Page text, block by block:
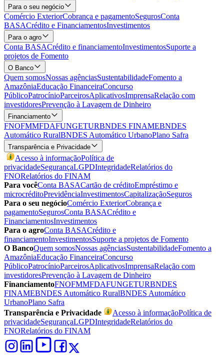
Para o seu negócio
Comércio ExteriorCobrança e pagamentoSegurosConta
BASACrédito e FinanciamentosInvestimentos
Para o agro
Conta BASACrédito e financiamentoInvestimentosSuporte a
projetos de Fomento
O Banco
Quem somosNossas agênciasSustentabilidadeFomento a
AmazôniaEducação FinanceiraConcurso
PúblicoPatrocínioParceirosAplicativosImprensaRelação com
investidoresPrevenção à Lavagem de Dinheiro
Financiamento
FNOFMMFDAFUNGETURBNDES FINAMEBNDES
Automático RuralBNDES Automático UrbanoPlano Safra
Transparência e Privacidade
Acesso à informaçãoPolítica de
privacidadeSegurançaLGPDIntegridadeRelatórios do
FNORelatórios do FINAM
Para vocêConta BASACartão de créditoEmpréstimo e
microcréditoPrevidênciaInvestimentosCapitalizaçãoSeguros
Para o seu negócioComércio ExteriorCobrança e
pagamentoSegurosConta BASACrédito e
FinanciamentosInvestimentos
Para o agroConta BASACrédito e
financiamentoInvestimentosSuporte a projetos de Fomento
O BancoQuem somosNossas agênciasSustentabilidadeFomento a
AmazôniaEducação FinanceiraConcurso
PúblicoPatrocínioParceirosAplicativosImprensaRelação com
investidoresPrevenção à Lavagem de Dinheiro
FinanciamentoFNOFMMFDAFUNGETURBNDES
FINAMEBNDES Automático RuralBNDES Automático
UrbanoPlano Safra
Transparência e Privacidade
Acesso à informaçãoPolítica de
privacidadeSegurançaLGPDIntegridadeRelatórios do
FNORelatórios do FINAM